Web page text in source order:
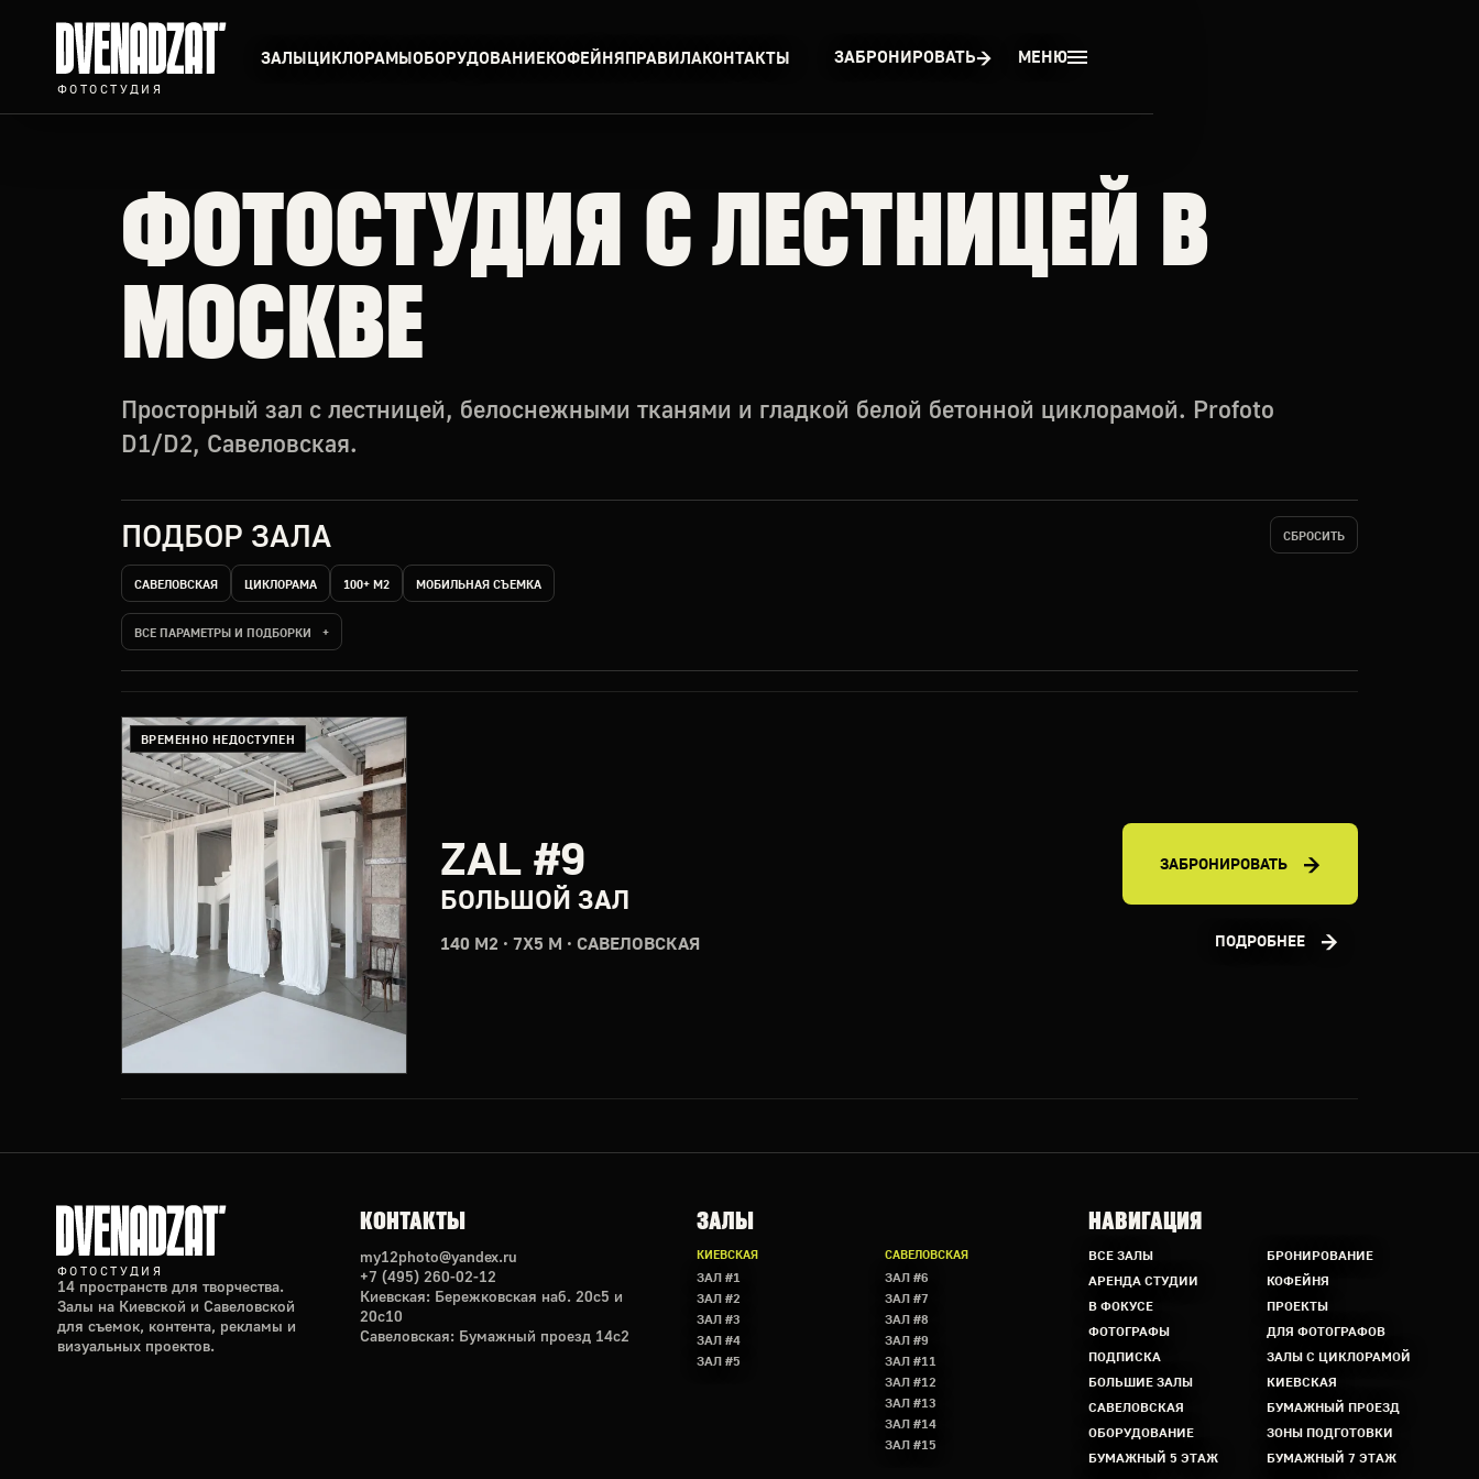
ФОТОСТУДИЯ
ЗАЛЫЦИКЛОРАМЫОБОРУДОВАНИЕКОФЕЙНЯПРАВИЛАКОНТАКТЫ ЗАБРОНИРОВАТЬ МЕНЮ
ФОТОСТУДИЯ С ЛЕСТНИЦЕЙ В
МОСКВЕ
Просторный зал с лестницей, белоснежными тканями и гладкой белой бетонной циклорамой. Profoto
D1/D2, Савеловская.
ПОДБОР ЗАЛА СБРОСИТЬ
САВЕЛОВСКАЯ ЦИКЛОРАМА 100+ М2 МОБИЛЬНАЯ СЪЕМКА
ВСЕ ПАРАМЕТРЫ И ПОДБОРКИ
ВРЕМЕННО НЕДОСТУПЕН
ZAL #9
БОЛЬШОЙ ЗАЛ
140 М2 · 7X5 М · САВЕЛОВСКАЯ
ЗАБРОНИРОВАТЬ
ПОДРОБНЕЕ
ФОТОСТУДИЯ
14 пространств для творчества.
Залы на Киевской и Савеловской
для съемок, контента, рекламы и
визуальных проектов.
КОНТАКТЫ
my12photo@yandex.ru
+7 (495) 260-02-12
Киевская: Бережковская наб. 20с5 и
20с10
Савеловская: Бумажный проезд 14с2
ЗАЛЫ
КИЕВСКАЯ
ЗАЛ #1
ЗАЛ #2
ЗАЛ #3
ЗАЛ #4
ЗАЛ #5
САВЕЛОВСКАЯ
ЗАЛ #6
ЗАЛ #7
ЗАЛ #8
ЗАЛ #9
ЗАЛ #11
ЗАЛ #12
ЗАЛ #13
ЗАЛ #14
ЗАЛ #15
НАВИГАЦИЯ
ВСЕ ЗАЛЫ
БРОНИРОВАНИЕ
АРЕНДА СТУДИИ
КОФЕЙНЯ
В ФОКУСЕ
ПРОЕКТЫ
ФОТОГРАФЫ
ДЛЯ ФОТОГРАФОВ
ПОДПИСКА
ЗАЛЫ С ЦИКЛОРАМОЙ
БОЛЬШИЕ ЗАЛЫ
КИЕВСКАЯ
САВЕЛОВСКАЯ
БУМАЖНЫЙ ПРОЕЗД
ОБОРУДОВАНИЕ
ЗОНЫ ПОДГОТОВКИ
БУМАЖНЫЙ 5 ЭТАЖ
БУМАЖНЫЙ 7 ЭТАЖ